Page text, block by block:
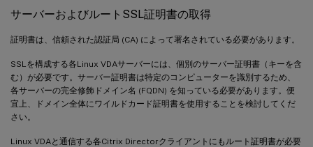
サーバーおよびルートSSL証明書の取得
証明書は、信頼された認証局 (CA) によって署名されている必要があります。
SSLを構成する各Linux VDAサーバーには、個別のサーバー証明書（キーを含
む）が必要です。サーバー証明書は特定のコンピューターを識別するため、
各サーバーの完全修飾ドメイン名 (FQDN) を知っている必要があります。便
宜上、ドメイン全体にワイルドカード証明書を使用することを検討してくだ
さい。
Linux VDAと通信する各Citrix Directorクライアントにもルート証明書が必要